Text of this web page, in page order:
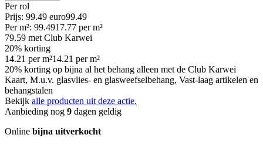
Per rol
Prijs: 99.49 euro99.49
Per m²: 99.4917.77 per m²
79.59 met Club Karwei
20% korting
14.21 per m²14.21 per m²
20% korting op bijna al het behang alleen met de Club Karwei
Kaart, M.u.v. glasvlies- en glasweefselbehang, Vast-laag artikelen en
behangstalen
Bekijk alle producten uit deze actie.
Aanbieding nog 9 dagen geldig
Online bijna uitverkocht